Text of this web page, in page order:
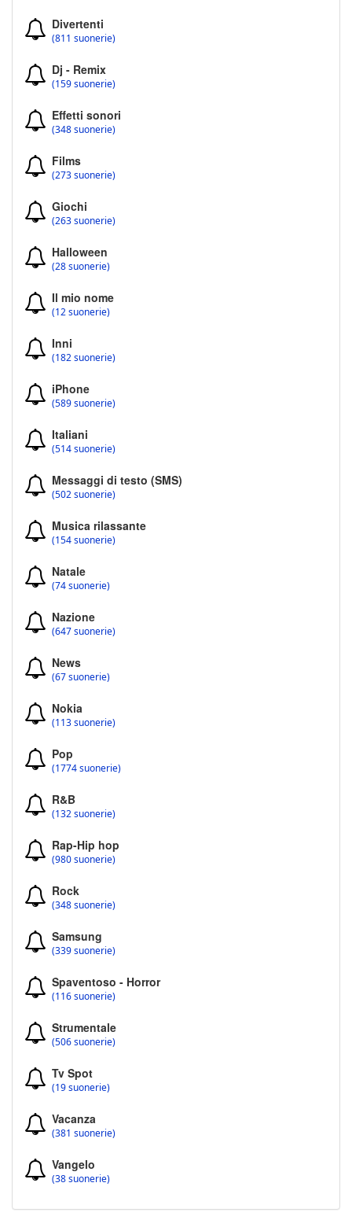
Divertenti
(811 suonerie)
Dj - Remix
(159 suonerie)
Effetti sonori
(348 suonerie)
Films
(273 suonerie)
Giochi
(263 suonerie)
Halloween
(28 suonerie)
Il mio nome
(12 suonerie)
Inni
(182 suonerie)
iPhone
(589 suonerie)
Italiani
(514 suonerie)
Messaggi di testo (SMS)
(502 suonerie)
Musica rilassante
(154 suonerie)
Natale
(74 suonerie)
Nazione
(647 suonerie)
News
(67 suonerie)
Nokia
(113 suonerie)
Pop
(1774 suonerie)
R&B
(132 suonerie)
Rap-Hip hop
(980 suonerie)
Rock
(348 suonerie)
Samsung
(339 suonerie)
Spaventoso - Horror
(116 suonerie)
Strumentale
(506 suonerie)
Tv Spot
(19 suonerie)
Vacanza
(381 suonerie)
Vangelo
(38 suonerie)